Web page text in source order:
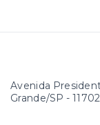
Avenida
Grande/SP -